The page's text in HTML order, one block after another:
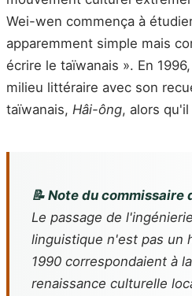
Wei-wen commença à
apparemment simple mais
écrire le taïwanais ». En
milieu littéraire avec son
taïwanais, Hâi-ông, alors
📝 Note du commissaire
Le passage de
linguistique n'est pas un
1990 correspondaient à
renaissance culturelle